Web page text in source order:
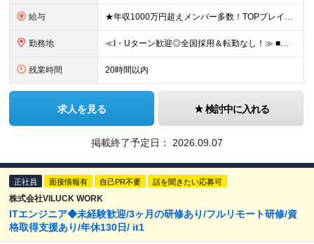
給与 ★年収1000万円超えメンバー多数！TOPプレイヤーは年収3500万円！ ★営業メンバーの平均年収750万円 月50件(平均単価60万円)の契約で年収1000万円が可能。 年収2000万円以上も多数
勤務地 ≪I・Uターン歓迎◎全国採用＆転勤なし！≫ ■下記エリアにある病院やクリニックでの勤務となります。 ※ご自宅からクリニックへは直行直帰です ＼★マークのついている店舗で積極採用実施中！／ 【関東エリ
残業時間 20時間以内
求人を見る 検討中に入れる
掲載終了予定日： 2026.09.07
正社員 面接情報有 自己PR不要 話を聞きたい応募可
株式会社VILUCK WORK
ITエンジニア◆未経験歓迎/3ヶ月の研修あり/フルリモート研修/資
格取得支援あり/年休130日/ it1